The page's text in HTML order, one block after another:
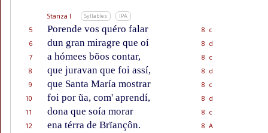
Stanza I Syllables IPA
5 Porende vos quéro falar
8 c
6
dun gran miragre que oí
8 d
7
a hómees bõos contar,
8 c
8
que juravan que foi assí,
8 d
9
que Santa María mostrar
8 c
10
foi por ũa, com' aprendí,
8 d
11
dona que soía morar
8 c
12
ena térra de Brïançôn.
8 A